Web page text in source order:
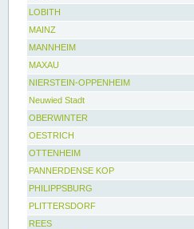
LOBITH
MAINZ
MANNHEIM
MAXAU
NIERSTEIN-OPPENHEIM
Neuwied Stadt
OBERWINTER
OESTRICH
OTTENHEIM
PANNERDENSE KOP
PHILIPPSBURG
PLITTERSDORF
REES